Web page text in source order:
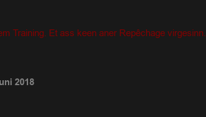
Training. Et ass keen aner Repêchage virgesinn.
2018